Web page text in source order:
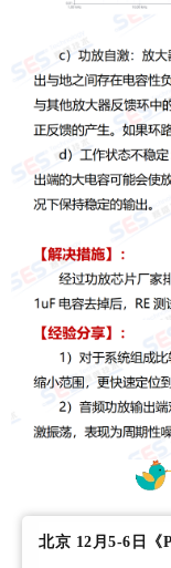
北京 12月5-6日《